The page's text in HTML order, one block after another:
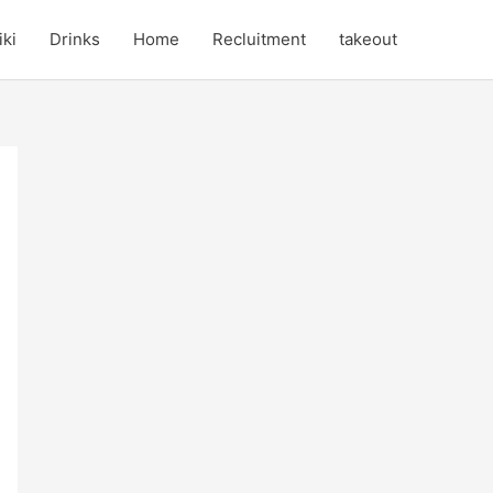
Drinks Home Recluitment takeout